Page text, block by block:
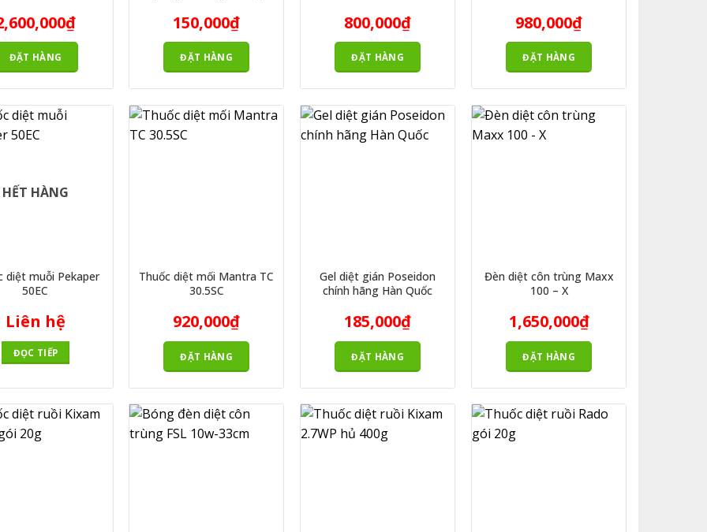
Pluszap
Sky F
₫
ĐẶT HÀNG
150,000₫
ĐẶT HÀNG
800,000₫
ĐẶT HÀNG
980,000₫
ĐẶT HÀNG
HẾT HÀNG
diệt muỗi Pekaper
50EC
Liên hệ
ĐỌC TIẾP
Thuốc diệt mối Mantra TC
30.5SC
920,000₫
ĐẶT HÀNG
Gel diệt gián Poseidon
chính hãng Hàn Quốc
185,000₫
ĐẶT HÀNG
Đèn diệt côn trùng Maxx
100 – X
1,650,000₫
ĐẶT HÀNG